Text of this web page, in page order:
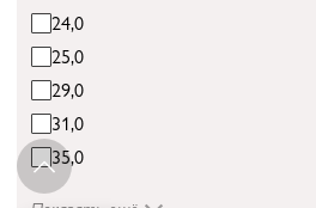
24,0
25,0
29,0
31,0
35,0